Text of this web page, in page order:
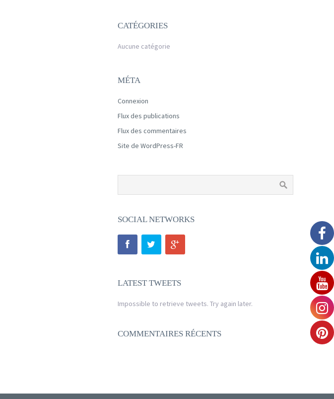
CATÉGORIES
Aucune catégorie
MÉTA
Connexion
Flux des publications
Flux des commentaires
Site de WordPress-FR
SOCIAL NETWORKS
LATEST TWEETS
Impossible to retrieve tweets. Try again later.
COMMENTAIRES RÉCENTS